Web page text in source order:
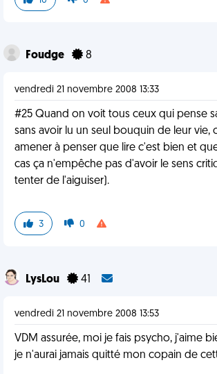
Foudge 8
vendredi 21 novembre 2008 13:33
#25 Quand on voit tous ceux qui pense
sans avoir lu un seul bouquin de leur vie,
amener à penser que lire c'est bien et
cas ça n'empêche pas d'avoir le sens
tenter de l'aiguiser).
3 0
LysLou 41
vendredi 21 novembre 2008 13:53
VDM assurée, moi je fais psycho, j'aime
je n'aurai jamais quitté mon copain de